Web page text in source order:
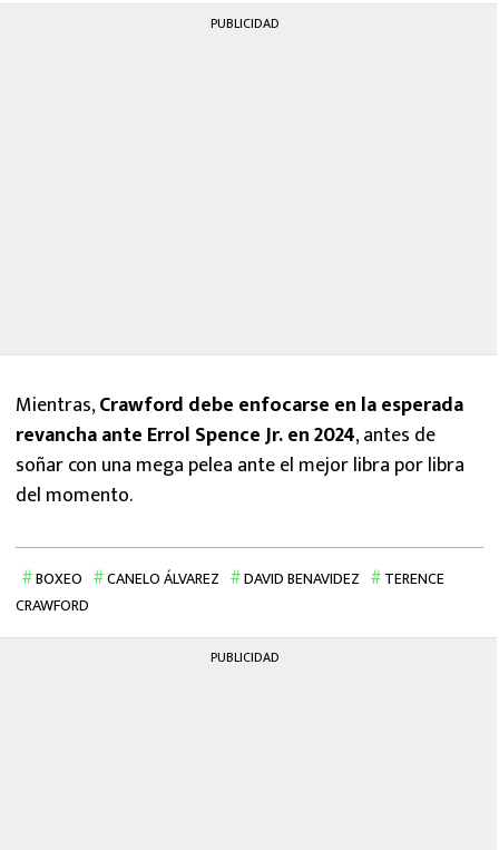
PUBLICIDAD
Mientras,Crawford debe enfocarse en la esperada
revancha ante Errol Spence Jr. en 2024, antes de
soñar con una mega pelea ante el mejor libra por libra
del momento.
BOXEO CANELO ÁLVAREZ DAVID BENAVIDEZ
TERENCE
CRAWFORD
PUBLICIDAD